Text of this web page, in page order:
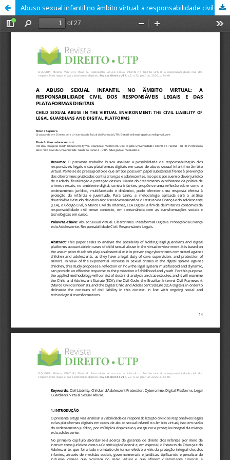
Abuso sexual infantil no âmbito virtual: a responsabilidade civil dos responsáveis legais e das plataformas digitais